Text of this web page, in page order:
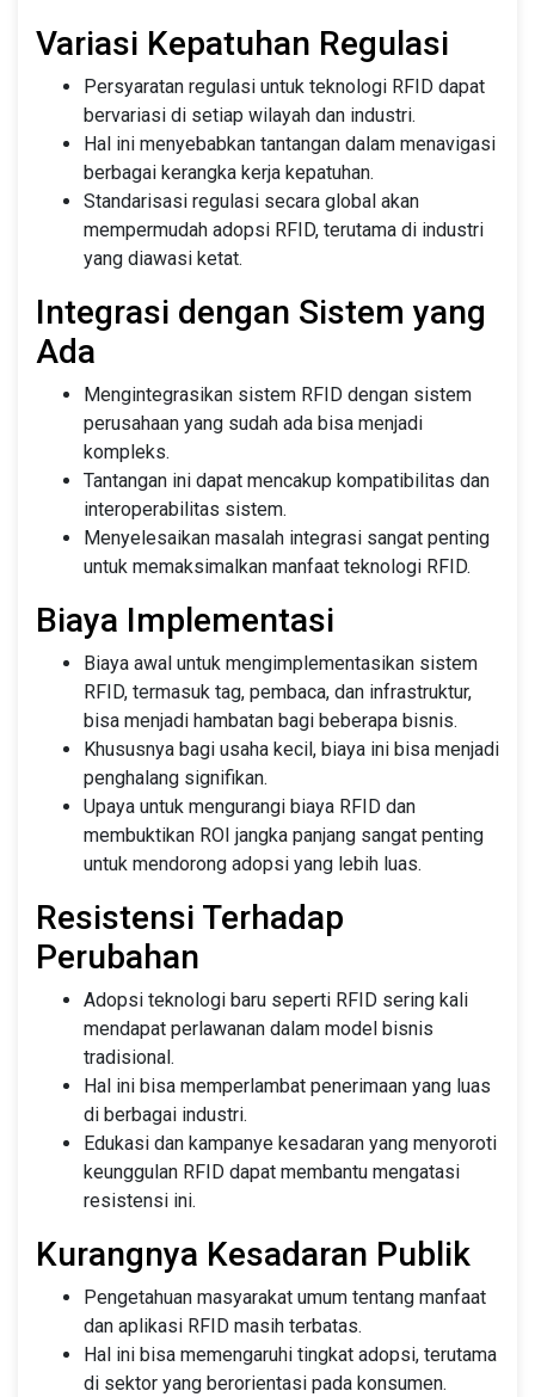
Variasi Kepatuhan Regulasi
Persyaratan regulasi untuk teknologi RFID dapat
bervariasi di setiap wilayah dan industri.
Hal ini menyebabkan tantangan dalam menavigasi
berbagai kerangka kerja kepatuhan.
Standarisasi regulasi secara global akan
mempermudah adopsi RFID, terutama di industri
yang diawasi ketat.
Integrasi dengan Sistem yang
Ada
Mengintegrasikan sistem RFID dengan sistem
perusahaan yang sudah ada bisa menjadi
kompleks.
Tantangan ini dapat mencakup kompatibilitas dan
interoperabilitas sistem.
Menyelesaikan masalah integrasi sangat penting
untuk memaksimalkan manfaat teknologi RFID.
Biaya Implementasi
Biaya awal untuk mengimplementasikan sistem
RFID, termasuk tag, pembaca, dan infrastruktur,
bisa menjadi hambatan bagi beberapa bisnis.
Khususnya bagi usaha kecil, biaya ini bisa menjadi
penghalang signifikan.
Upaya untuk mengurangi biaya RFID dan
membuktikan ROI jangka panjang sangat penting
untuk mendorong adopsi yang lebih luas.
Resistensi Terhadap
Perubahan
Adopsi teknologi baru seperti RFID sering kali
mendapat perlawanan dalam model bisnis
tradisional.
Hal ini bisa memperlambat penerimaan yang luas
di berbagai industri.
Edukasi dan kampanye kesadaran yang menyoroti
keunggulan RFID dapat membantu mengatasi
resistensi ini.
Kurangnya Kesadaran Publik
Pengetahuan masyarakat umum tentang manfaat
dan aplikasi RFID masih terbatas.
Hal ini bisa memengaruhi tingkat adopsi, terutama
di sektor yang berorientasi pada konsumen.